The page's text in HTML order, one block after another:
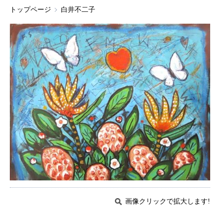
トップページ 白井不二子
画像クリックで拡大します!